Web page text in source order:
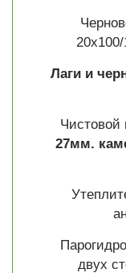
Лаги и
Чистовой
27мм.
двух